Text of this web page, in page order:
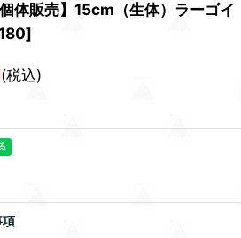
体販売】15cm（生体）ラーゴイ
]
(税込)
項